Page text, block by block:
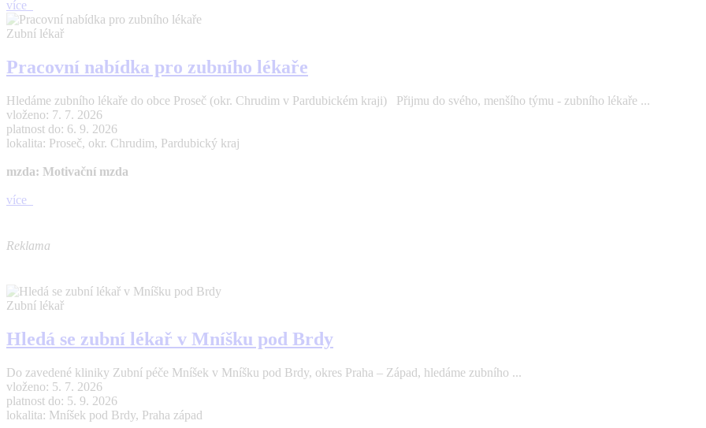
více
Zubní lékař
Pracovní nabídka pro zubního lékaře
Hledáme zubního lékaře do obce Proseč (okr. Chrudim v Pardubickém kraji) Přijmu do svého, menšího týmu - zubního lékaře ...
vloženo: 7. 7. 2026
platnost do: 6. 9. 2026
lokalita: Proseč, okr. Chrudim, Pardubický kraj
mzda: Motivační mzda
více
Reklama
Zubní lékař
Hledá se zubní lékař v Mníšku pod Brdy
Do zavedené kliniky Zubní péče Mníšek v Mníšku pod Brdy, okres Praha – Západ, hledáme zubního ...
vloženo: 5. 7. 2026
platnost do: 5. 9. 2026
lokalita: Mníšek pod Brdy, Praha západ